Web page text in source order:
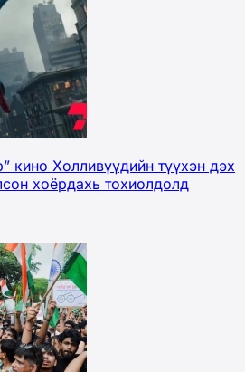
кино Холливүүдийн түүхэн дэх
хоёрдахь тохиолдолд